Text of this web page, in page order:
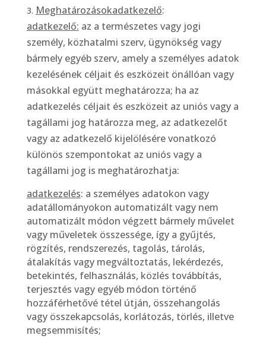
Meghatározásokadatkezelő:
adatkezelő: az a természetes vagy jogi
személy, közhatalmi szerv, ügynökség vagy
bármely egyéb szerv, amely a személyes adatok
kezelésének céljait és eszközeit önállóan vagy
másokkal együtt meghatározza; ha az
adatkezelés céljait és eszközeit az uniós vagy a
tagállami jog határozza meg, az adatkezelőt
vagy az adatkezelő kijelölésére vonatkozó
különös szempontokat az uniós vagy a
tagállami jog is meghatározhatja:
adatkezelés: a személyes adatokon vagy
adatállományokon automatizált vagy nem
automatizált módon végzett bármely művelet
vagy műveletek összessége, így a gyűjtés,
rögzítés, rendszerezés, tagolás, tárolás,
átalakítás vagy megváltoztatás, lekérdezés,
betekintés, felhasználás, közlés továbbítás,
terjesztés vagy egyéb módon történő
hozzáférhetővé tétel útján, összehangolás
vagy összekapcsolás, korlátozás, törlés, illetve
megsemmisítés;